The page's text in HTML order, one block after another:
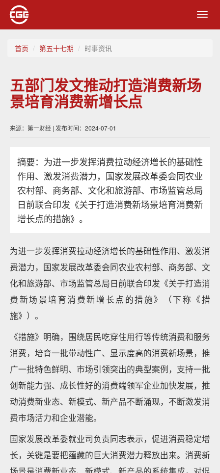
首页 第五十七期 时事资讯
五部门发文推动打造消费新场
景培育消费新增长点
来源：第一财经 | 发布时间：2024-07-01
摘要：为进一步发挥消费拉动经济增长的基础性
作用、激发消费潜力，国家发展改革委会同农业
农村部、商务部、文化和旅游部、市场监管总局
日前联合印发《关于打造消费新场景培育消费新
增长点的措施》。
为进一步发挥消费拉动经济增长的基础性作用、激发消
费潜力，国家发展改革委会同农业农村部、商务部、文
化和旅游部、市场监管总局日前联合印发《关于打造消
费新场景培育消费新增长点的措施》（下称《措
施》）。
《措施》明确，围绕居民吃穿住用行等传统消费和服务
消费，培育一批带动性广、显示度高的消费新场景，推
广一批特色鲜明、市场引领突出的典型案例，支持一批
创新能力强、成长性好的消费端领军企业加快发展，推
动消费新业态、新模式、新产品不断涌现，不断激发消
费市场活力和企业潜能。
国家发展改革委就业司负责同志表示，促进消费稳定增
长，关键是要把蕴藏的巨大消费潜力释放出来。消费新